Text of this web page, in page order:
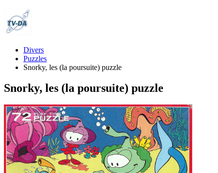
Divers
Puzzles
Snorky, les (la poursuite) puzzle
Snorky, les (la poursuite) puzzle